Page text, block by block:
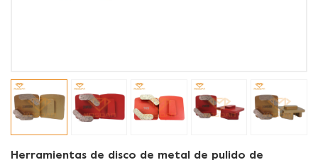
Herramientas de disco de metal de pulido de